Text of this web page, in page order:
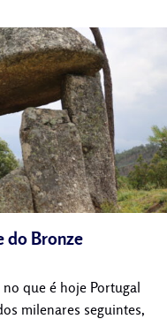
do Bronze
que é hoje Portugal
milenares seguintes,